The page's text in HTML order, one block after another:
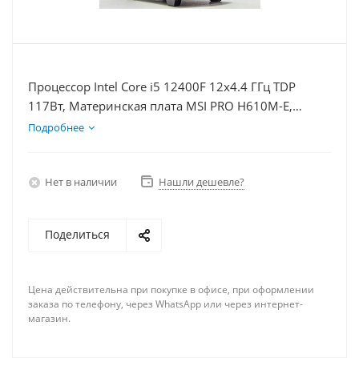
Процессор Intel Core i5 12400F 12x4.4 ГГц TDP
117Вт, Материнская плата MSI PRO H610M-E,
Видеокарта GTX 1660S 6Гб, Память DDR4 16Gb,
Подробнее
Нет в наличии Нашли дешевле?
Поделиться
Цена действительна при покупке в офисе, при оформлении
заказа по телефону, через WhatsApp или через интернет-
магазин.